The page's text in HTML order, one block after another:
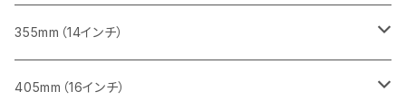
ヒューム管・U字溝切断用
鋳鉄管切断用
ヒューム管・U字溝切断用
鋳鉄管切断用
ヒューム管・U字溝切断用
インターロッキング切断用
鋳鉄管切断用
レンガ切断用
インターロッキング切断用
ブロック切断用
レンガ切断用
一般道路カッター用
ブロック切断用
レンガ切断用
みかげ石（御影石）切断用
セグメント
鉄筋コンクリート切断用
355mm（14インチ）
みかげ石（御影石）切断用
405mm（16インチ）